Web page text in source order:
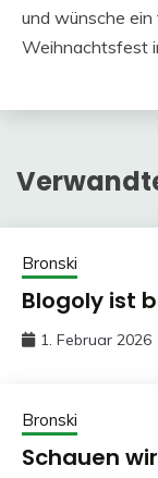
und wünsche
Weihnachtsfest
Bronski
Blogoly ist
1. Februar 2026
Bronski
Schauen